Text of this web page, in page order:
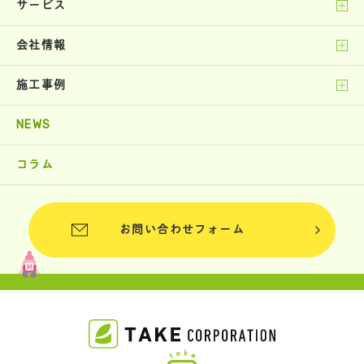
サービス
会社情報
施工事例
NEWS
コラム
お問い合わせフォーム